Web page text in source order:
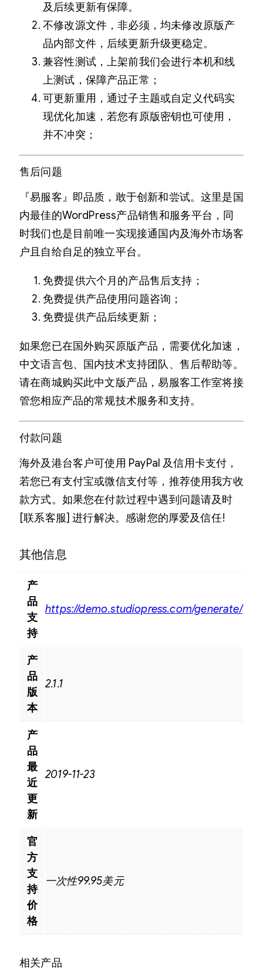
及后续更新有保障。
不修改源文件，非必须，均未修改原版产
品内部文件，后续更新升级更稳定。
兼容性测试，上架前我们会进行本机和线
上测试，保障产品正常；
可更新重用，通过子主题或自定义代码实
现优化加速，若您有原版密钥也可使用，
并不冲突；
售后问题
『易服客』即品质，敢于创新和尝试。这里是国
内最佳的WordPress产品销售和服务平台，同
时我们也是目前唯一实现接通国内及海外市场客
户且自给自足的独立平台。
免费提供六个月的产品售后支持；
免费提供产品使用问题咨询；
免费提供产品后续更新；
如果您已在国外购买原版产品，需要优化加速，
中文语言包、国内技术支持团队、售后帮助等。
请在商城购买此中文版产品，易服客工作室将接
管您相应产品的常规技术服务和支持。
付款问题
海外及港台客户可使用 PayPal 及信用卡支付，
若您已有支付宝或微信支付等，推荐使用我方收
款方式。如果您在付款过程中遇到问题请及时
[联系客服] 进行解决。感谢您的厚爱及信任!
其他信息
产
品
支
持
https://demo.studiopress.com/generate/
产
品
版
本
2.1.1
产
品
最
近
更
新
2019-11-23
官
方
支
持
价
格
一次性99.95美元
相关产品